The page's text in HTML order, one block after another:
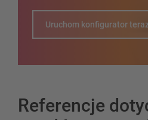
Uruchom konfigurator
Referencje